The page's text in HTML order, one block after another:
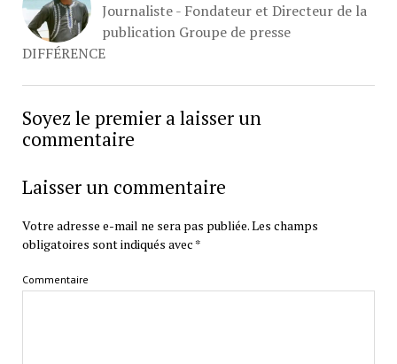
Journaliste - Fondateur et Directeur de la
publication Groupe de presse
DIFFÉRENCE
Soyez le premier a laisser un
commentaire
Laisser un commentaire
Votre adresse e-mail ne sera pas publiée.Les champs
obligatoires sont indiqués avec *
Commentaire